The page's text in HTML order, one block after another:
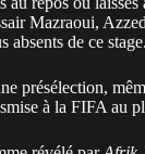
Mazraoui,
de ce stage.
présélection,
à la FIFA au